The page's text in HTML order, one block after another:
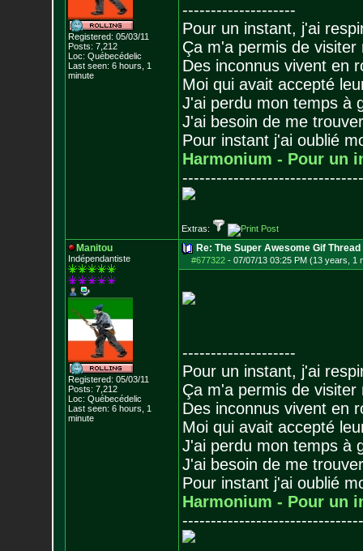
Registered: 05/03/11
Posts: 7,212
Loc: Québecédelic
Last seen: 6 hours, 1
minute
--------------------
Pour un instant, j'ai
Ça m'a permis de visiter
Des inconnus vivent en
Moi qui avait accepté
J'ai perdu mon temps à
J'ai besoin de me
Pour instant j'ai oublié
Harmonium - Pour un
--------------------------------
Extras:
Manitou
Indépendantiste
Registered: 05/03/11
Posts: 7,212
Loc: Québecédelic
Last seen: 6 hours, 1
minute
Re: The Super Awesome Gif Thread
#677322- 07/07/13 03:25 PM (13 years, 1
--------------------
Pour un instant, j'ai
Ça m'a permis de visiter
Des inconnus vivent en
Moi qui avait accepté
J'ai perdu mon temps à
J'ai besoin de me
Pour instant j'ai oublié
Harmonium - Pour un
--------------------------------